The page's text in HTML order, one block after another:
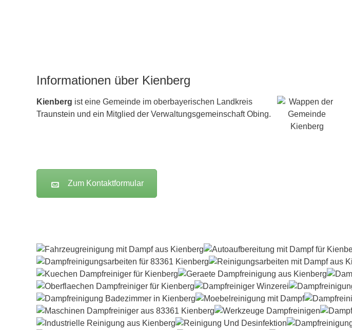
Informationen über Kienberg
Kienberg ist eine Gemeinde im oberbayerischen Landkreis
Traunstein und ein Mitglied der Verwaltungsgemeinschaft Obing.
Zum Kontaktformular